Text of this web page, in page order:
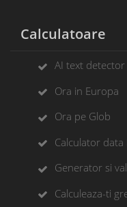
Calculatoare
AI text detector
Ora in Europa
Ora pe Glob
Calculator data
Generator si
Calculeaza-ti